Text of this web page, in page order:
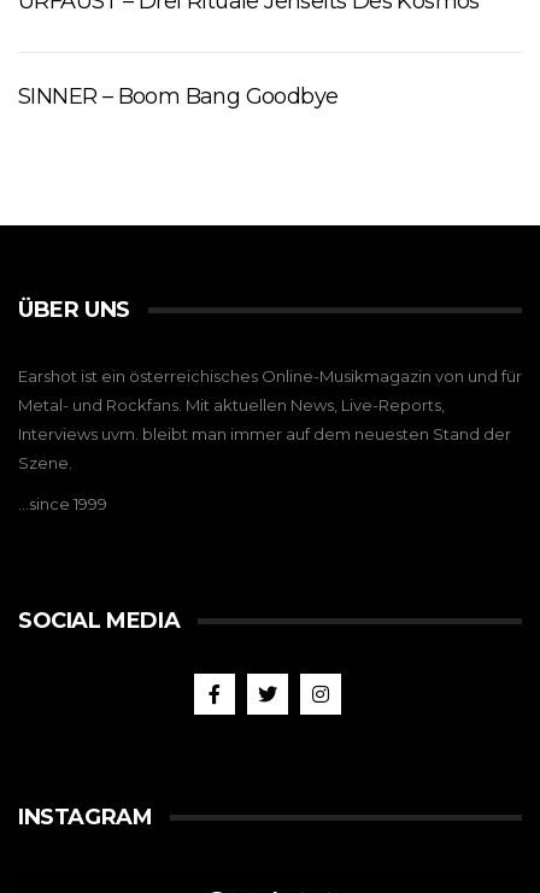
SINNER – Boom Bang Goodbye
ÜBER UNS
Earshot ist ein österreichisches Online-Musikmagazin von und für
Metal- und Rockfans. Mit aktuellen News, Live-Reports,
Interviews uvm. bleibt man immer auf dem neuesten Stand der
Szene.
…since 1999
SOCIAL MEDIA
INSTAGRAM